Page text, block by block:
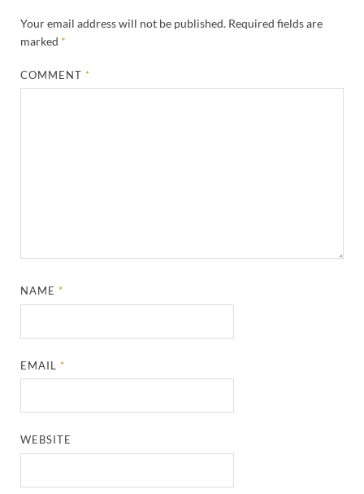
Your email address will not be published. Required fields are
marked *
COMMENT *
NAME *
EMAIL *
WEBSITE